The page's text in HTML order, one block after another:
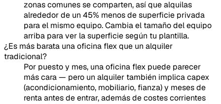
zonas comunes se comparten, así que alquilas
alrededor de un 45% menos de superficie privada
para el mismo equipo. Cambia el tamaño del equipo
arriba para ver la superficie según tu plantilla.
¿Es más barata una oficina flex que un alquiler
tradicional?
Por puesto y mes, una oficina flex puede parecer
más cara — pero un alquiler también implica capex
(acondicionamiento, mobiliario, fianza) y meses de
renta antes de entrar, además de costes corrientes